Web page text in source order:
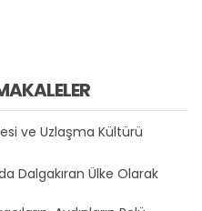
ve Uzlaşma Kültürü
Dalgakıran Ülke Olarak